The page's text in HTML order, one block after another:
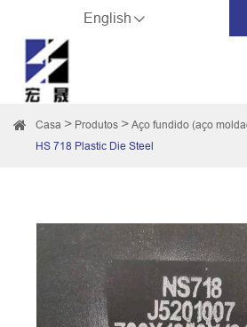
English
Casa Produtos Aço fundido (aço
HS 718 Plastic Die Steel